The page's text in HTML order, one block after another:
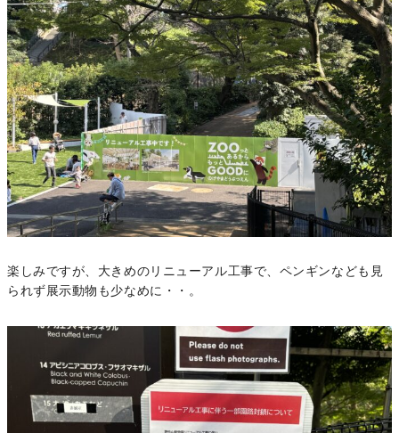
楽しみですが、大きめのリニューアル工事で、ペンギンなども見
られず展示動物も少なめに・・。